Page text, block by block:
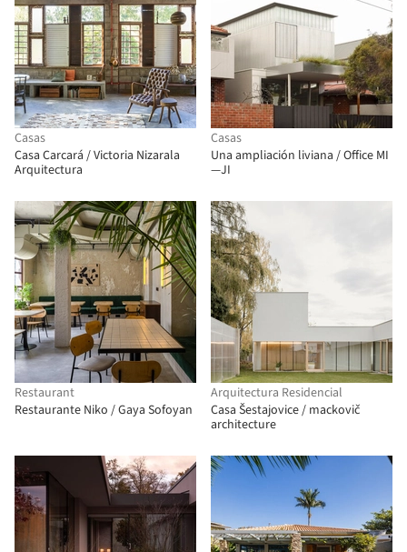
Casas
Casa Carcará / Victoria Nizarala
Arquitectura
Casas
Una ampliación liviana / Office MI
—JI
Restaurant
Restaurante Niko / Gaya Sofoyan
Arquitectura Residencial
Casa Šestajovice / mackovič
architecture